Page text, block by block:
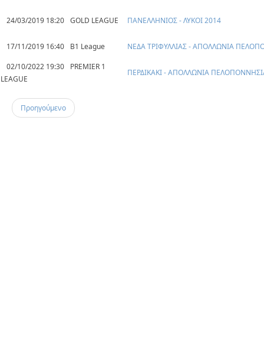
24/03/2019 18:20 GOLD LEAGUE ΠΑΝΕΛΛΗΝΙΟΣ - ΛΥΚΟΙ 2014
17/11/2019 16:40 B1 League
ΝΕΔΑ ΤΡΙΦΥΛΛΙΑΣ - ΑΠΟΛΛΩΝΙΑ
02/10/2022 19:30
PREMIER 1
LEAGUE
ΠΕΡΔΙΚΑΚΙ - ΑΠΟΛΛΩΝΙΑ
Προηγούμενο